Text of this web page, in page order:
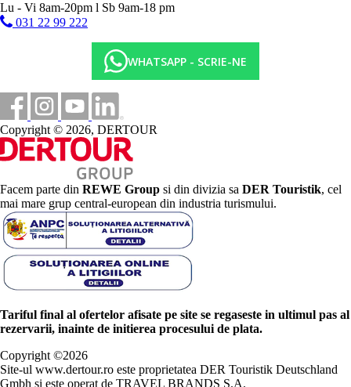
Lu - Vi 8am-20pm l Sb 9am-18 pm
031 22 99 222
WHATSAPP - SCRIE-NE
Copyright © 2026, DERTOUR
Facem parte din REWE Group si din divizia sa DER Touristik, cel
mai mare grup central-european din industria turismului.
Tariful final al ofertelor afisate pe site se regaseste in ultimul pas al
rezervarii, inainte de initierea procesului de plata.
Copyright ©2026
Site-ul www.dertour.ro este proprietatea DER Touristik Deutschland
Gmbh si este operat de TRAVEL BRANDS S.A.